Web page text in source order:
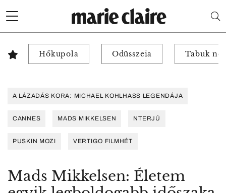
Hőkupola Odüsszeia Tabuk
A LÁZADÁS KORA: MICHAEL KOHLHASS LEGENDÁJA
CANNES MADS MIKKELSEN NTERJÚ
PUSKIN MOZI VERTIGO FILMHÉT
Mads Mikkelsen: Életem